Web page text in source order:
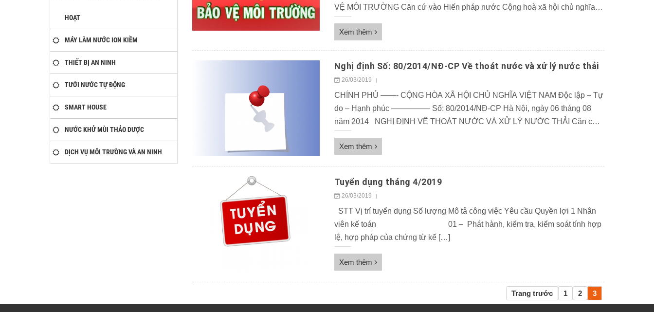
HOẠT
MÁY LÀM NƯỚC ION KIỀM
THIẾT BỊ AN NINH
TƯỚI NƯỚC TỰ ĐỘNG
SMART HOUSE
NƯỚC KHỬ MÙI THẢO DƯỢC
DỊCH VỤ MÔI TRƯỜNG VÀ AN NINH
VỆ MÔI TRƯỜNG Căn cứ vào Hiến pháp nước Cộng hoà xã hội chủ nghĩa
Xem thêm
Nghị định Số: 80/2014/NĐ-CP Về thoát nước và xử lý nước thải
26/03/2019 |
CHÍNH PHỦ ——- CỘNG HÒA XÃ HỘI CHỦ NGHĨA VIỆT NAM Độc lập – Tự
do – Hạnh phúc ————— Số: 80/2014/NĐ-CP Hà Nội, ngày 06 tháng 08
năm 2014 NGHỊ ĐỊNH VỀ THOÁT NƯỚC VÀ XỬ LÝ NƯỚC THẢI Căn cứ
Xem thêm
Tuyển dụng tháng 4/2019
26/03/2019 |
STT Vị trí tuyển dụng Số lượng Mô tả công việc Yêu cầu Quyền lợi 1 Nhân
viên kế toán 01 – Phát hành, kiểm tra, kiểm soát tính hợp
lệ, hợp pháp của chứng từ kế […]
Xem thêm
Trang trước 1 2 3